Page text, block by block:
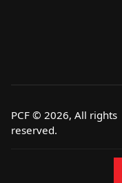
PCF © 2026, All rights
reserved.